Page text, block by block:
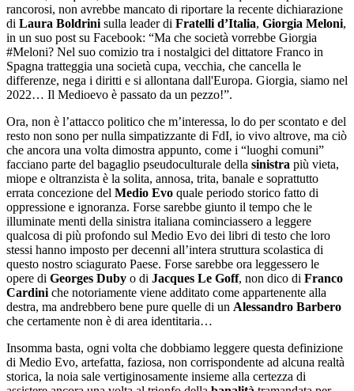
rancorosi, non avrebbe mancato di riportare la recente dichiarazione
di Laura Boldrini sulla leader di Fratelli d’Italia, Giorgia Meloni,
in un suo post su Facebook: “Ma che società vorrebbe Giorgia
#Meloni? Nel suo comizio tra i nostalgici del dittatore Franco in
Spagna tratteggia una società cupa, vecchia, che cancella le
differenze, nega i diritti e si allontana dall'Europa. Giorgia, siamo nel
2022… Il Medioevo è passato da un pezzo!”.
Ora, non è l’attacco politico che m’interessa, lo do per scontato e del
resto non sono per nulla simpatizzante di FdI, io vivo altrove, ma ciò
che ancora una volta dimostra appunto, come i “luoghi comuni”
facciano parte del bagaglio pseudoculturale della sinistra più vieta,
miope e oltranzista è la solita, annosa, trita, banale e soprattutto
errata concezione del Medio Evo quale periodo storico fatto di
oppressione e ignoranza. Forse sarebbe giunto il tempo che le
illuminate menti della sinistra italiana cominciassero a leggere
qualcosa di più profondo sul Medio Evo dei libri di testo che loro
stessi hanno imposto per decenni all’intera struttura scolastica di
questo nostro sciagurato Paese. Forse sarebbe ora leggessero le
opere di Georges Duby o di Jacques Le Goff, non dico di Franco
Cardini che notoriamente viene additato come appartenente alla
destra, ma andrebbero bene pure quelle di un Alessandro Barbero
che certamente non è di area identitaria…
Insomma basta, ogni volta che dobbiamo leggere questa definizione
di Medio Evo, artefatta, faziosa, non corrispondente ad alcuna realtà
storica, la noia sale vertiginosamente insieme alla certezza di